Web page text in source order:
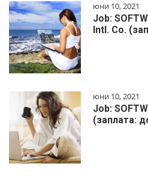
юни 10, 2021
Job:
Intl. Co.
юни 10, 2021
Job:
(заплата: